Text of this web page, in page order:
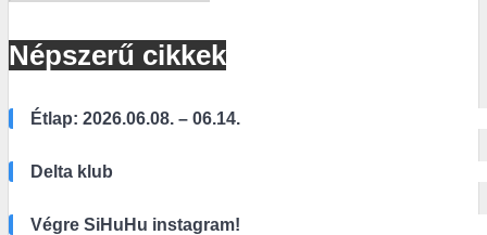
Népszerű cikkek
Étlap: 2026.06.08. – 06.14.
Delta klub
Végre SiHuHu instagram!